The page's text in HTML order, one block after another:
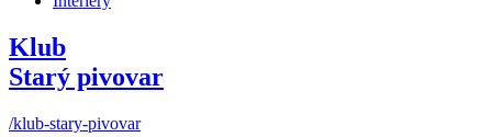
Klub
Starý pivovar
/klub-stary-pivovar